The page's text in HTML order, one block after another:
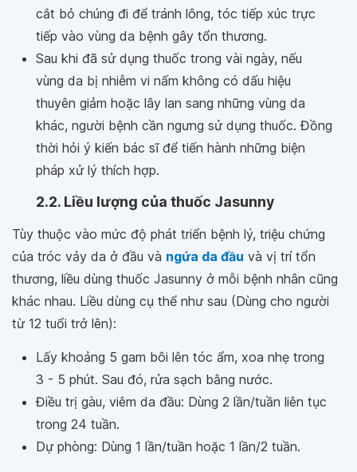
cắt bỏ chúng đi để tránh lông, tóc tiếp xúc trực
tiếp vào vùng da bệnh gây tổn thương.
Sau khi đã sử dụng thuốc trong vài ngày, nếu
vùng da bị nhiễm vi nấm không có dấu hiệu
thuyên giảm hoặc lây lan sang những vùng da
khác, người bệnh cần ngưng sử dụng thuốc. Đồng
thời hỏi ý kiến bác sĩ để tiến hành những biện
pháp xử lý thích hợp.
2.2. Liều lượng của thuốc Jasunny
Tùy thuộc vào mức độ phát triển bệnh lý, triệu chứng
của tróc vảy da ở đầu và ngứa da đầu và vị trí tổn
thương, liều dùng thuốc Jasunny ở mỗi bệnh nhân cũng
khác nhau. Liều dùng cụ thể như sau (Dùng cho người
từ 12 tuổi trở lên):
Lấy khoảng 5 gam bôi lên tóc ẩm, xoa nhẹ trong
3 - 5 phút. Sau đó, rửa sạch bằng nước.
Điều trị gàu, viêm da đầu: Dùng 2 lần/tuần liên tục
trong 24 tuần.
Dự phòng: Dùng 1 lần/tuần hoặc 1 lần/2 tuần.